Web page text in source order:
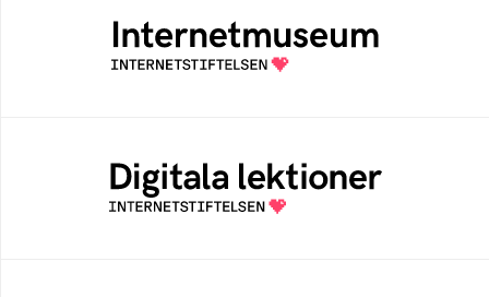
Ett digitalt museum som byggts, och kureras
av Internetstiftelsen
Öppen digital lärresurs med färdiga lektioner
för alla stadier i grundskolan